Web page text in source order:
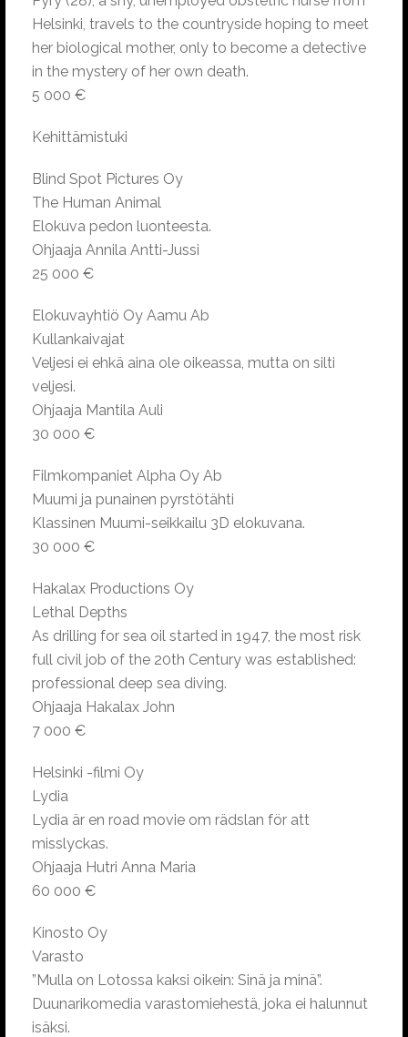
Helsinki, travels to the countryside hoping to meet
her biological mother, only to become a detective
in the mystery of her own death.
5 000 €
Kehittämistuki
Blind Spot Pictures Oy
The Human Animal
Elokuva pedon luonteesta.
Ohjaaja Annila Antti-Jussi
25 000 €
Elokuvayhtiö Oy Aamu Ab
Kullankaivajat
Veljesi ei ehkä aina ole oikeassa, mutta on silti
veljesi.
Ohjaaja Mantila Auli
30 000 €
Filmkompaniet Alpha Oy Ab
Muumi ja punainen pyrstötähti
Klassinen Muumi-seikkailu 3D elokuvana.
30 000 €
Hakalax Productions Oy
Lethal Depths
As drilling for sea oil started in 1947, the most risk
full civil job of the 20th Century was established:
professional deep sea diving.
Ohjaaja Hakalax John
7 000 €
Helsinki -filmi Oy
Lydia
Lydia är en road movie om rädslan för att
misslyckas.
Ohjaaja Hutri Anna Maria
60 000 €
Kinosto Oy
Varasto
”Mulla on Lotossa kaksi oikein: Sinä ja minä”.
Duunarikomedia varastomiehestä, joka ei halunnut
isäksi.